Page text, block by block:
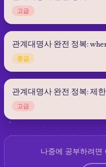
고급
관계대명사 완전 정복:
중급
관계대명사 완전 정복: 제
고급
나중에 공부하려면